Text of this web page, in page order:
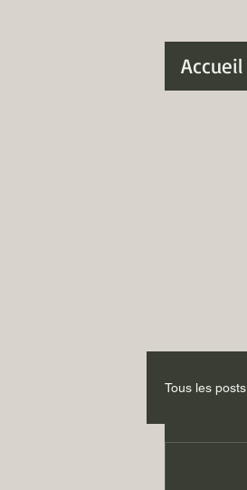
Accueil
Tous les posts